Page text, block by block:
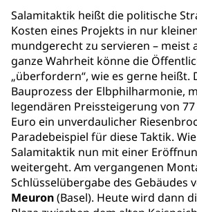
Salamitaktik heißt die politische
Kosten eines Projekts in nur
mundgerecht zu servieren – meist
ganze Wahrheit könne die
„überfordern“, wie es gerne heißt.
Bauprozess der Elbphilharmonie,
legendären Preissteigerung von
Euro ein unverdaulicher
Paradebeispiel für diese Taktik.
Salamitaktik nun mit einer
weitergeht. Am vergangenen
Schlüsselübergabe des Gebäudes
Meuron(Basel). Heute wird dann